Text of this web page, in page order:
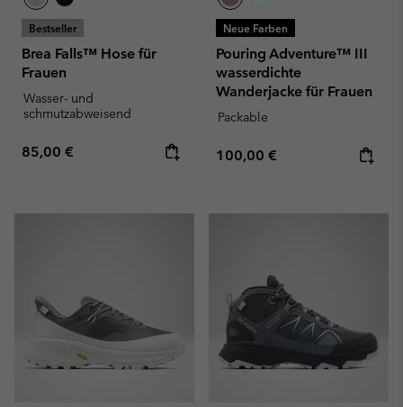
Bestseller
Brea Falls™ Hose für
Frauen
Wasser- und
schmutzabweisend
Regular price:
85,00 €
Neue Farben
Pouring Adventure™ III
wasserdichte
Wanderjacke für Frauen
Packable
Regular price:
100,00 €